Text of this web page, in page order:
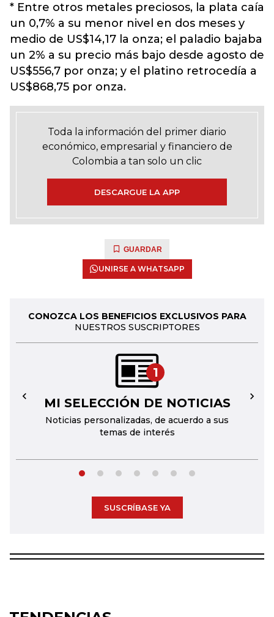
* Entre otros metales preciosos, la plata caía
un 0,7% a su menor nivel en dos meses y
medio de US$14,17 la onza; el paladio bajaba
un 2% a su precio más bajo desde agosto de
US$556,7 por onza; y el platino retrocedía a
US$868,75 por onza.
Toda la información del primer diario
económico, empresarial y financiero de
Colombia a tan solo un clic
DESCARGUE LA APP
GUARDAR
UNIRSE A WHATSAPP
CONOZCA LOS BENEFICIOS EXCLUSIVOS PARA
NUESTROS SUSCRIPTORES
1
MI SELECCIÓN DE NOTICIAS
Noticias personalizadas, de acuerdo a sus
temas de interés
← →
SUSCRÍBASE YA